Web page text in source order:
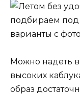
Можно надеть
высоких
образ